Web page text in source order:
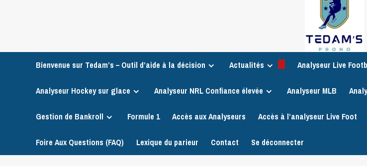
Bienvenue sur Tedam’s – Outil d’aide à la décision Actualités Analyseur Live
Analyseur Hockey sur glace Analyseur NRL Confiance élevée Analyseur MLB
Gestion de Bankroll Formule 1 Accès aux Analyseurs Accès à l’analyseur Live Foot
Foire Aux Questions (FAQ) Lexique du parieur Contact Se déconnecter